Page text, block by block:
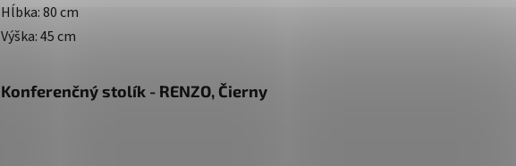
Hĺbka: 80 cm
Výška: 45 cm
Konferenčný stolík - RENZO, Čierny